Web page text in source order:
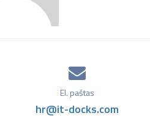
El. paštas
hr@it-docks.com